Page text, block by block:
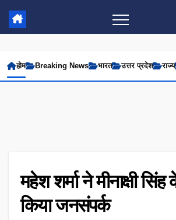
होम Breaking News भारत उत्तर प्रदेश राज्य
महेश शर्मा ने मीनाक्षी
किया जनसंपर्क